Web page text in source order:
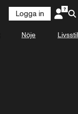
Logga in
Nöje Livsstil